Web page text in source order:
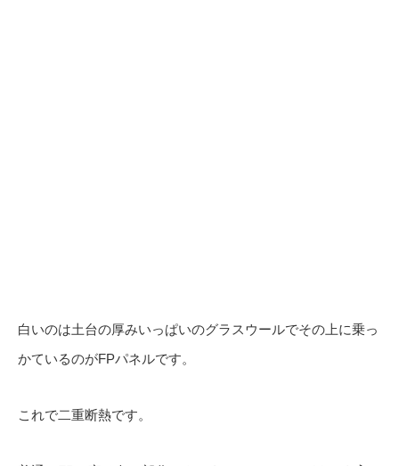
白いのは土台の厚みいっぱいのグラスウールでその上に乗っ
かているのがFPパネルです。
これで二重断熱です。